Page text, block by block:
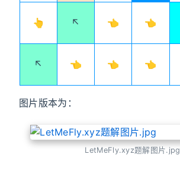
👆 ↖ 👈 👈
↖ 👈 👈 👈
图片版本为：
LetMeFly.xyz题解图片.jpg